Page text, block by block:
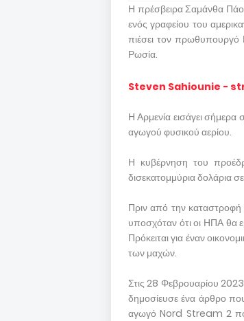
Η πρέσβειρα Σαμάνθα
ενός γραφείου του
πιέσει τον πρωθυπουργό
Ρωσία.
Steven Sahiounie -
Η Αρμενία εισάγει
αγωγού φυσικού αερίου.
Η κυβέρνηση του
δισεκατομμύρια δολάρια
Πριν από την
υποσχόταν ότι οι ΗΠΑ θα
Πρόκειται για έναν
των μαχών.
Στις 28 Φεβρουαρίου
δημοσίευσε ένα άρθρο
αγωγό Nord Stream 2 που